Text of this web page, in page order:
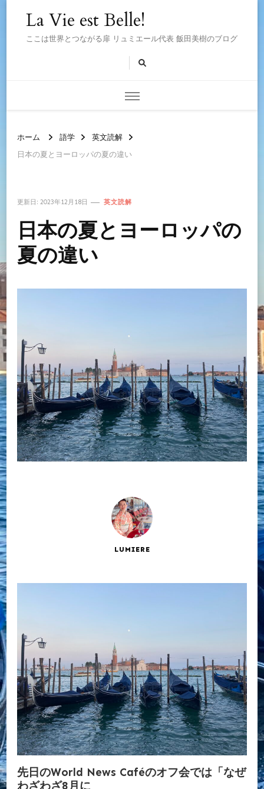
La Vie est Belle!
ここは世界とつながる扉 リュミエール代表 飯田美樹のブログ
ホーム 語学
英文読解
日本の夏とヨーロッパの夏の違い
更新日: 2023年12月18日 英文読解
日本の夏とヨーロッパの
夏の違い
LUMIERE
先日のWorld News Caféのオフ会では「なぜ
わざわざ8月に